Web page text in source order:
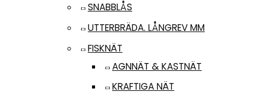
SNABBLÅS
UTTERBRÄDA. LÅNGREV MM
FISKNÄT
AGNNÄT & KASTNÄT
KRAFTIGA NÄT